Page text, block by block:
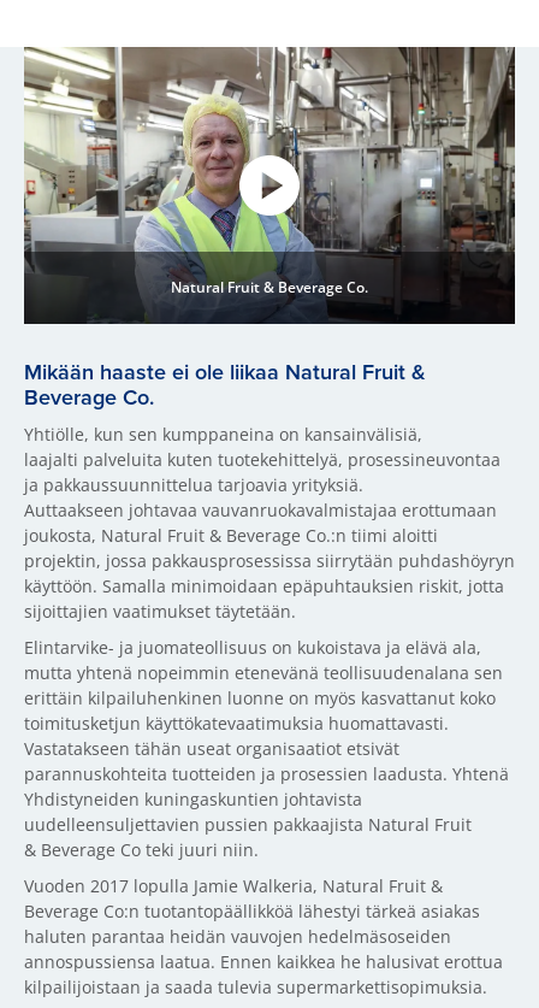
Natural Fruit & Beverage Co.
Mikään haaste ei ole liikaa Natural Fruit &
Beverage Co.
Yhtiölle, kun sen kumppaneina on kansainvälisiä,
laajalti palveluita kuten tuotekehittelyä, prosessineuvontaa
ja pakkaussuunnittelua tarjoavia yrityksiä.
Auttaakseen johtavaa vauvanruokavalmistajaa erottumaan
joukosta, Natural Fruit & Beverage Co.:n tiimi aloitti
projektin, jossa pakkausprosessissa siirrytään puhdashöyryn
käyttöön. Samalla minimoidaan epäpuhtauksien riskit, jotta
sijoittajien vaatimukset täytetään.
Elintarvike- ja juomateollisuus on kukoistava ja elävä ala,
mutta yhtenä nopeimmin etenevänä teollisuudenalana sen
erittäin kilpailuhenkinen luonne on myös kasvattanut koko
toimitusketjun käyttökatevaatimuksia huomattavasti.
Vastatakseen tähän useat organisaatiot etsivät
parannuskohteita tuotteiden ja prosessien laadusta. Yhtenä
Yhdistyneiden kuningaskuntien johtavista
uudelleensuljettavien pussien pakkaajista Natural Fruit
& Beverage Co teki juuri niin.
Vuoden 2017 lopulla Jamie Walkeria, Natural Fruit &
Beverage Co:n tuotantopäällikköä lähestyi tärkeä asiakas
haluten parantaa heidän vauvojen hedelmäsoseiden
annospussiensa laatua. Ennen kaikkea he halusivat erottua
kilpailijoistaan ja saada tulevia supermarkettisopimuksia.